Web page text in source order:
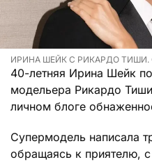
ИРИНА ШЕЙК С РИКАРДО ТИШИ.
40-летняя Ирина Шейк
модельера Рикардо
личном блоге
Супермодель написала
обращаясь к приятелю,